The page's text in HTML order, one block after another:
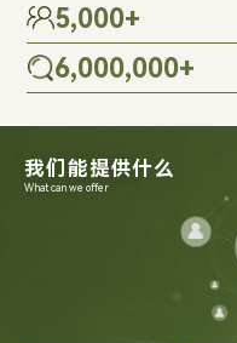
5,000+
6,000,000+
我们能提供什么
What can we offer